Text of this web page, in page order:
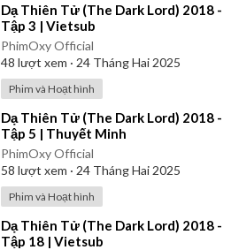
⁣Dạ Thiên Tử (The Dark Lord) 2018 -
Tập 3 | Vietsub
PhimOxy Official
48 lượt xem · 24 Tháng Hai 2025
Phim và Hoạt hình
⁣Dạ Thiên Tử (The Dark Lord) 2018 -
Tập 5 | Thuyết Minh
PhimOxy Official
58 lượt xem · 24 Tháng Hai 2025
Phim và Hoạt hình
⁣Dạ Thiên Tử (The Dark Lord) 2018 -
Tập 18 | Vietsub